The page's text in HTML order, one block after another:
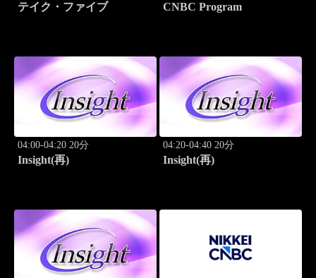
テイク・ファイブ CNBC Program
04:00-04:20 20分
Insight(再)
04:20-04:40 20分
Insight(再)